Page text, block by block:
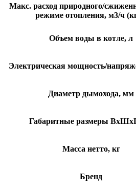
Макс. расход природного/
режиме отопления, м3/ч
Объем воды в котле, л
Электрическая мощность/
Диаметр дымохода, мм
Габаритные размеры
Масса нетто, кг
Бренд